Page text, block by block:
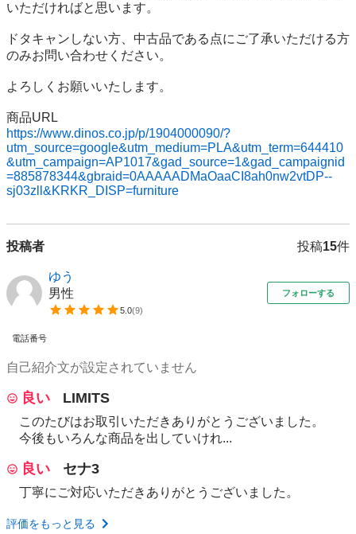
いただければと思います。
ドタキャンしない方、中古品である点にご了承いただける方
のみお問い合わせください。
よろしくお願いいたします。
https://www.dinos.co.jp/p/1904000090/?
utm_source=google&utm_medium=PLA&utm_term=644410
&utm_campaign=AP1017&gad_source=1&gad_campaignid
=885878344&gbraid=0AAAAADMaOaaCI8ah0nw2vtDP--
sj03zll&KRKR_DISP=furniture
投稿者 投稿15件
ゆう
男性
5.0(9)
フォローする
電話番号
自己紹介文が設定されていません
良い LIMITS
このたびはお取引いただきありがとうございました。
今後もいろんな商品を出していけれ...
良い セナ3
丁寧にご対応いただきありがとうございました。
評価をもっと見る